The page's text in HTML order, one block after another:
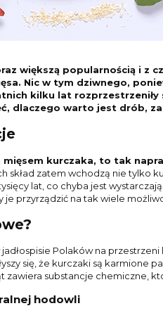
grillowa eko 450 g
Cena regularna: 21,90 zł
Najniższa cena:18,62 zł
DO KOSZYKA
większą popularnością i z
Nic w tym dziwnego,
kilku lat
dlaczego warto jest drób,
mięsem kurczaka, to tak
skład zatem wchodzą nie tylko
lat, co chyba jest
przyrządzić na tak wiele
Polaków na
się, że kurczaki są karmione
substancje chemiczne,
hodowli